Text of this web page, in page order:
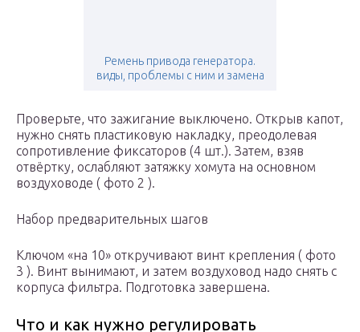
Ремень привода генератора.
виды, проблемы с ним и замена
Проверьте, что зажигание выключено. Открыв капот,
нужно снять пластиковую накладку, преодолевая
сопротивление фиксаторов (4 шт.). Затем, взяв
отвёртку, ослабляют затяжку хомута на основном
воздуховоде ( фото 2 ).
Набор предварительных шагов
Ключом «на 10» откручивают винт крепления ( фото
3 ). Винт вынимают, и затем воздуховод надо снять с
корпуса фильтра. Подготовка завершена.
Что и как нужно регулировать